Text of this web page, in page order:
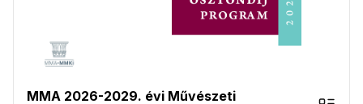
MMA 2026-2029. évi Művészeti